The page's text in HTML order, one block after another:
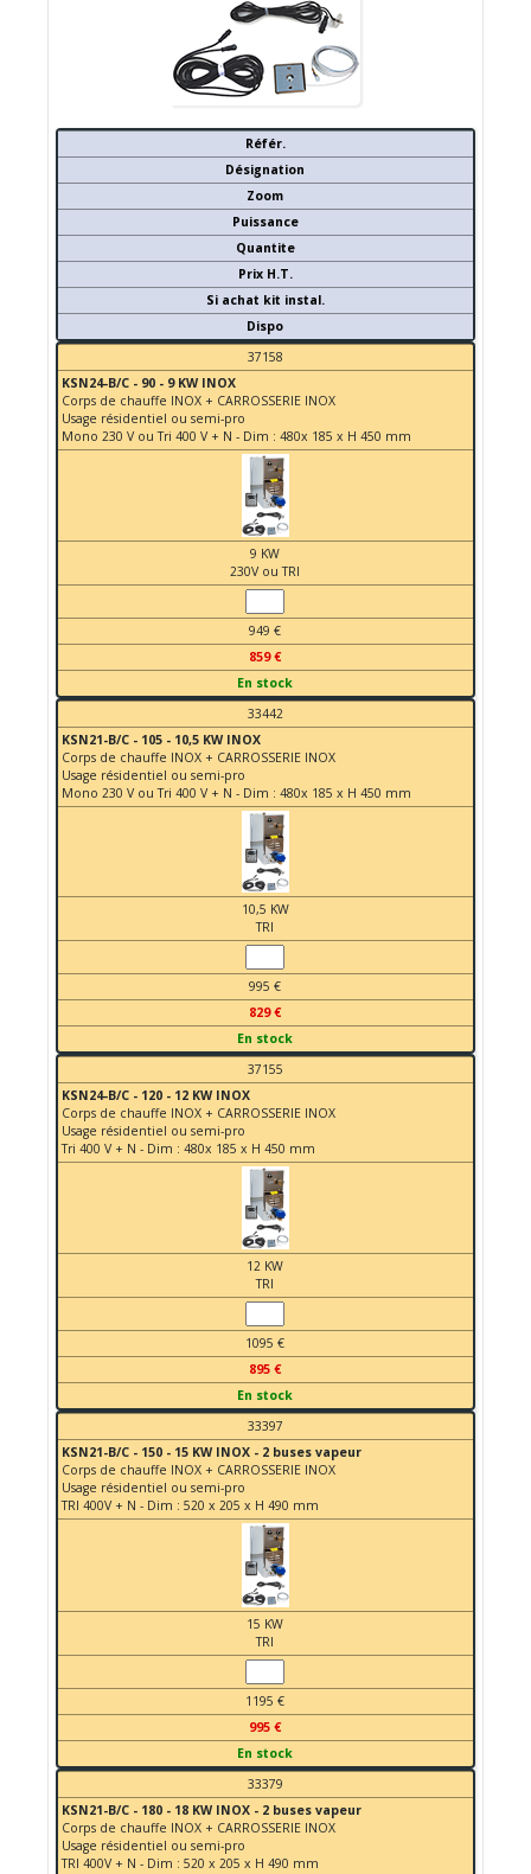
Référ.
Désignation
Zoom
Puissance
Quantite
Prix H.T.
Si achat kit instal.
Dispo
37158
KSN24-B/C - 90 - 9 KW INOX
Corps de chauffe INOX + CARROSSERIE INOX
Usage résidentiel ou semi-pro
Mono 230 V ou Tri 400 V + N - Dim : 480x 185 x H 450 mm
9 KW
230V ou TRI
949 €
859 €
En stock
33442
KSN21-B/C - 105 - 10,5 KW INOX
Corps de chauffe INOX + CARROSSERIE INOX
Usage résidentiel ou semi-pro
Mono 230 V ou Tri 400 V + N - Dim : 480x 185 x H 450 mm
10,5 KW
TRI
995 €
829 €
En stock
37155
KSN24-B/C - 120 - 12 KW INOX
Corps de chauffe INOX + CARROSSERIE INOX
Usage résidentiel ou semi-pro
Tri 400 V + N - Dim : 480x 185 x H 450 mm
12 KW
TRI
1095 €
895 €
En stock
33397
KSN21-B/C - 150 - 15 KW INOX - 2 buses vapeur
Corps de chauffe INOX + CARROSSERIE INOX
Usage résidentiel ou semi-pro
TRI 400V + N - Dim : 520 x 205 x H 490 mm
15 KW
TRI
1195 €
995 €
En stock
33379
KSN21-B/C - 180 - 18 KW INOX - 2 buses vapeur
Corps de chauffe INOX + CARROSSERIE INOX
Usage résidentiel ou semi-pro
TRI 400V + N - Dim : 520 x 205 x H 490 mm